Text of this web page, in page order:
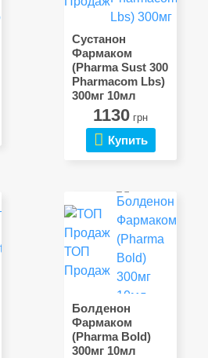
Сустанон
Фармаком
(Pharma Sust 300
Pharmacom Lbs)
300мг 10мл
1130 грн
Купить
ТОП
Продаж
Болденон
Фармаком
(Pharma Bold)
300мг 10мл